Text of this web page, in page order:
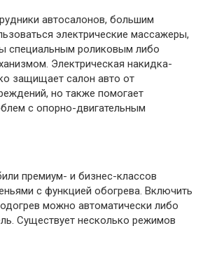
автосалонов, большим
электрические массажеры,
специальным роликовым либо
Электрическая накидка-
защищает салон авто от
но также помогает
с опорно-двигательным
премиум- и бизнес-классов
с функцией обогрева. Включить
можно автоматически либо
Существует несколько режимов